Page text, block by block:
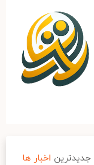
جدیدترین اخبار ها